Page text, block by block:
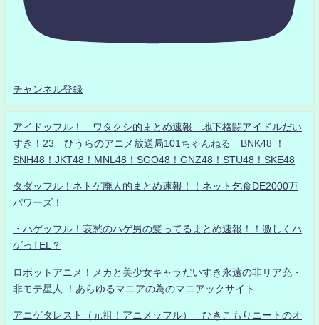
チャンネル登録
アイドッフル！ ワタクシ的まとめ速報 地下格闘アイドルだい
すき！23 ひうらのアニメ放送局101ちゃんねる BNK48 ！
SNH48！JKT48！MNL48！SGO48！GNZ48！STU48！SKE48
タダッフル！ネトゲ廃人的まとめ速報！！ネット乞食DE2000万
パワーズ！
・ハゲッフル！哀愁のハゲ男の髪ってるまとめ速報！！激しくハ
ゲっTEL？
ロボットアニメ！メカと美少女キャラだいすき永遠の非リア充・
非モテ星人 ！あらゆるマニアの為のマニアックサイト
アニゲタレスト（元祖！アニメッフル） ひきこもりニートのオ